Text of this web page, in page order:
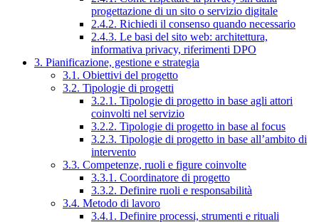
progettazione di un sito o servizio digitale
2.4.2. Richiedi il consenso quando necessario
2.4.3. Le basi del sito web: architettura,
informativa privacy, riferimenti DPO
3. Pianificazione, gestione e strategia
3.1. Obiettivi del progetto
3.2. Tipologie di progetti
3.2.1. Tipologie di progetto in base agli attori
coinvolti nel servizio
3.2.2. Tipologie di progetto in base al focus
3.2.3. Tipologie di progetto in base all’ambito di
intervento
3.3. Competenze, ruoli e figure coinvolte
3.3.1. Coordinatore di progetto
3.3.2. Definire ruoli e responsabilità
3.4. Metodo di lavoro
3.4.1. Definire processi, strumenti e rituali